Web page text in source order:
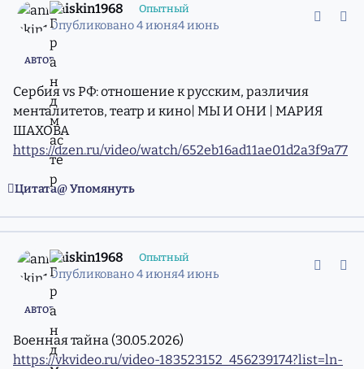
aniskin1968 Опытный
Опубликовано4 июня4 июнь
АВТОР
Сербия vs РФ: отношение к русским, различия
менталитетов, театр и кино| МЫ И ОНИ | МАРИЯ
ШАХОВА
https://dzen.ru/video/watch/652eb16ad11ae01d2a3f9a77
Цитата Упомянуть
aniskin1968 Опытный
Опубликовано4 июня4 июнь
АВТОР
Военная тайна (30.05.2026)
https://vkvideo.ru/video-183523152_456239174?list=ln-